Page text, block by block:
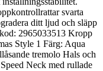
svarta
ditt ljud och släpp
2965033513 Kropp
Style 1 Färg: Aqua
tremolo Hals och
Neck med rullade